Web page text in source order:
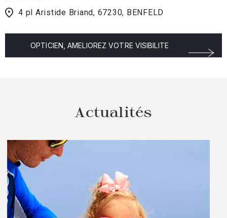
4 pl Aristide Briand, 67230, BENFELD
OPTICIEN, AMELIOREZ VOTRE VISIBILITE
Actualités